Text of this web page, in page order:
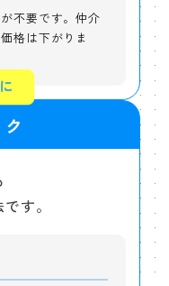
した
不要です。仲介
格は下がりま
す。